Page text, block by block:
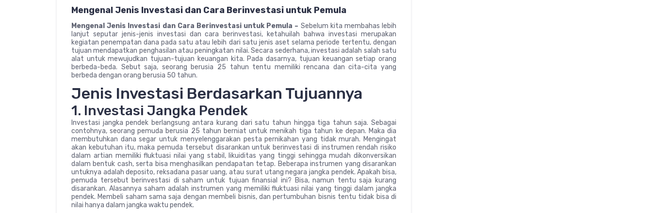
Mengenal Jenis Investasi dan Cara Berinvestasi untuk Pemula
Mengenal Jenis Investasi dan Cara Berinvestasi untuk Pemula – Sebelum kita membahas lebih
lanjut seputar jenis-jenis investasi dan cara berinvestasi, ketahuilah bahwa investasi merupakan
kegiatan penempatan dana pada satu atau lebih dari satu jenis aset selama periode tertentu, dengan
tujuan mendapatkan penghasilan atau peningkatan nilai. Secara sederhana, investasi adalah salah satu
alat untuk mewujudkan tujuan-tujuan keuangan kita. Pada dasarnya, tujuan keuangan setiap orang
berbeda-beda. Sebut saja, seorang berusia 25 tahun tentu memiliki rencana dan cita-cita yang
berbeda dengan orang berusia 50 tahun.
Jenis Investasi Berdasarkan Tujuannya
1. Investasi Jangka Pendek
Investasi jangka pendek berlangsung antara kurang dari satu tahun hingga tiga tahun saja. Sebagai
contohnya, seorang pemuda berusia 25 tahun berniat untuk menikah tiga tahun ke depan. Maka dia
membutuhkan dana segar untuk menyelenggarakan pesta pernikahan yang tidak murah. Mengingat
akan kebutuhan itu, maka pemuda tersebut disarankan untuk berinvestasi di instrumen rendah risiko
dalam artian memiliki fluktuasi nilai yang stabil, likuiditas yang tinggi sehingga mudah dikonversikan
dalam bentuk cash, serta bisa menghasilkan pendapatan tetap. Beberapa instrumen yang disarankan
untuknya adalah deposito, reksadana pasar uang, atau surat utang negara jangka pendek. Apakah bisa,
pemuda tersebut berinvestasi di saham untuk tujuan finansial ini? Bisa, namun tentu saja kurang
disarankan. Alasannya saham adalah instrumen yang memiliki fluktuasi nilai yang tinggi dalam jangka
pendek. Membeli saham sama saja dengan membeli bisnis, dan pertumbuhan bisnis tentu tidak bisa di
nilai hanya dalam jangka waktu pendek.